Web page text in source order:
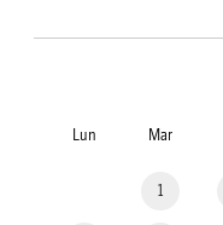
Lun Mar
1